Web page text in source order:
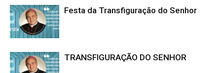
Festa da Transfiguração do Senhor
TRANSFIGURAÇÃO DO SENHOR